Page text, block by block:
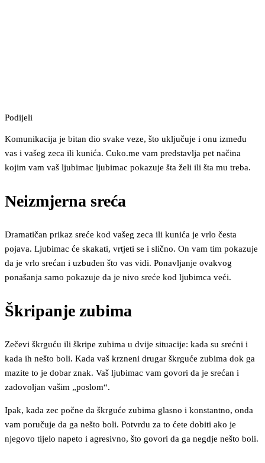
Podijeli
Komunikacija je bitan dio svake veze, što uključuje i onu između
vas i vašeg zeca ili kunića. Cuko.me vam predstavlja pet načina
kojim vam vaš ljubimac ljubimac pokazuje šta želi ili šta mu treba.
Neizmjerna sreća
Dramatičan prikaz sreće kod vašeg zeca ili kunića je vrlo česta
pojava. Ljubimac će skakati, vrtjeti se i slično. On vam tim pokazuje
da je vrlo srećan i uzbuđen što vas vidi. Ponavljanje ovakvog
ponašanja samo pokazuje da je nivo sreće kod ljubimca veći.
Škripanje zubima
Zečevi škrguću ili škripe zubima u dvije situacije: kada su srećni i
kada ih nešto boli. Kada vaš krzneni drugar škrguće zubima dok ga
mazite to je dobar znak. Vaš ljubimac vam govori da je srećan i
zadovoljan vašim „poslom“.
Ipak, kada zec počne da škrguće zubima glasno i konstantno, onda
vam poručuje da ga nešto boli. Potvrdu za to ćete dobiti ako je
njegovo tijelo napeto i agresivno, što govori da ga negdje nešto boli.